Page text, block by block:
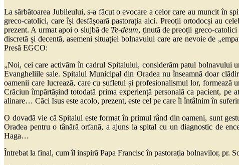
La sărbătoarea Jubileului, s-a făcut o evocare a celor care au muncit în
greco-catolici, care își desfășoară pastorația aici. Preoții ortodocși au
prezent. A urmat apoi o slujbă de Te-deum, ținută de preoții greco-
discretă și decentă, asemeni situației bolnavului care are nevoie de
Presă EGCO:
„Noi, cei care activăm în cadrul Spitalului, considerăm patul bolnavului
Evangheliile sale. Spitalul Municipal din Oradea nu înseamnă doar
oamenii care lucrează, care cu sufletul și profesionalismul lor,
Crăciun împărtășind totodată prima experiență personală ca pacient,
alinare… Căci Isus este acolo, prezent, este cel pe care îl întâlnim în
O dovadă vie că Spitalul este format în primul rând din oameni, sunt
Oradea pentru o tânără orfană, a ajuns la spital cu un diagnostic de
Haga…
Întrebat la final, cum îl inspiră Papa Francisc în pastorația bolnavilor, pr.